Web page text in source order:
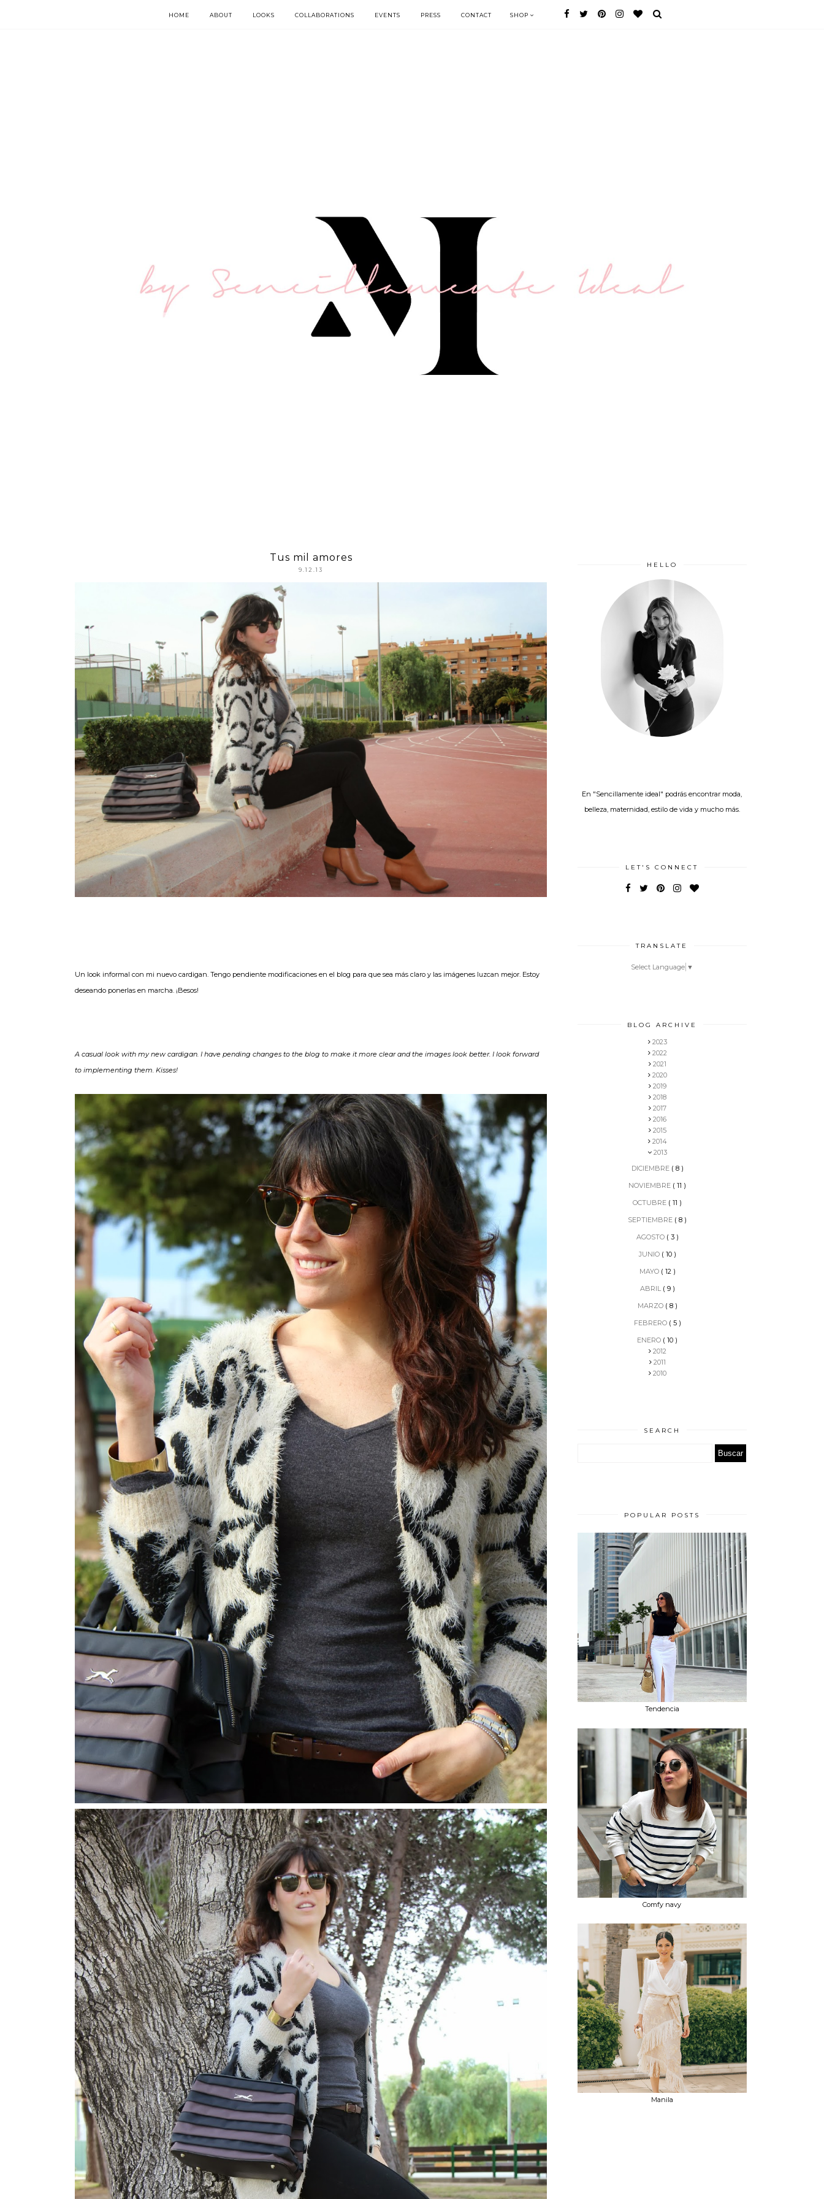
HOME ABOUT LOOKS COLLABORATIONS EVENTS PRESS CONTACT SHOP
Tus mil amores
9.12.13
Un look informal con mi nuevo cardigan. Tengo pendiente modificaciones en el blog para que sea más claro y las imágenes luzcan mejor. Estoy
deseando ponerlas en marcha. ¡Besos!
A casual look with my new cardigan. I have pending changes to the blog to make it more clear and the images look better. I look forward
to implementing them. Kisses!
HELLO
En "Sencillamente ideal" podrás encontrar moda,
belleza, maternidad, estilo de vida y mucho más.
LET'S CONNECT
TRANSLATE
Select Language ▼
BLOG ARCHIVE
2023
2022
2021
2020
2019
2018
2017
2016
2015
2014
2013
DICIEMBRE ( 8 )
NOVIEMBRE ( 11 )
OCTUBRE ( 11 )
SEPTIEMBRE ( 8 )
AGOSTO ( 3 )
JUNIO ( 10 )
MAYO ( 12 )
ABRIL ( 9 )
MARZO ( 8 )
FEBRERO ( 5 )
ENERO ( 10 )
2012
2011
2010
SEARCH
POPULAR POSTS
Tendencia
Comfy navy
Manila